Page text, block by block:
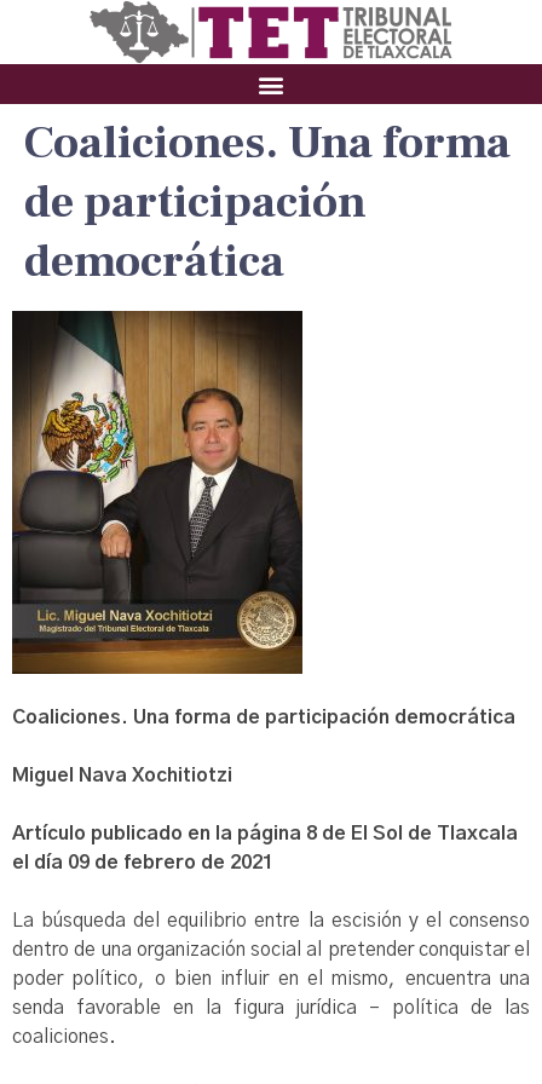
Coaliciones. Una forma
de participación
democrática
Coaliciones. Una forma de participación democrática
Miguel Nava Xochitiotzi
Artículo publicado en la página 8 de El Sol de Tlaxcala
el día 09 de febrero de 2021
La búsqueda del equilibrio entre la escisión y el consenso
dentro de una organización social al pretender conquistar el
poder político, o bien influir en el mismo, encuentra una
senda favorable en la figura jurídica – política de las
coaliciones.